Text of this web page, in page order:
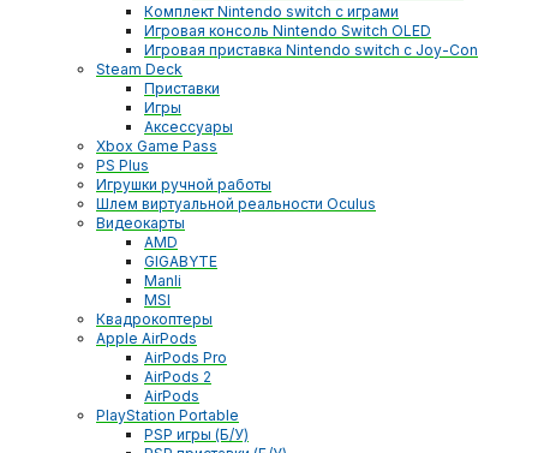
Комплект Nintendo switch с играми
Игровая консоль Nintendo Switch OLED
Игровая приставка Nintendo switch с Joy-Con
Steam Deck
Приставки
Игры
Аксессуары
Xbox Game Pass
PS Plus
Игрушки ручной работы
Шлем виртуальной реальности Oculus
Видеокарты
AMD
GIGABYTE
Manli
MSI
Квадрокоптеры
Apple AirPods
AirPods Pro
AirPods 2
AirPods
PlayStation Portable
PSP игры (Б/У)